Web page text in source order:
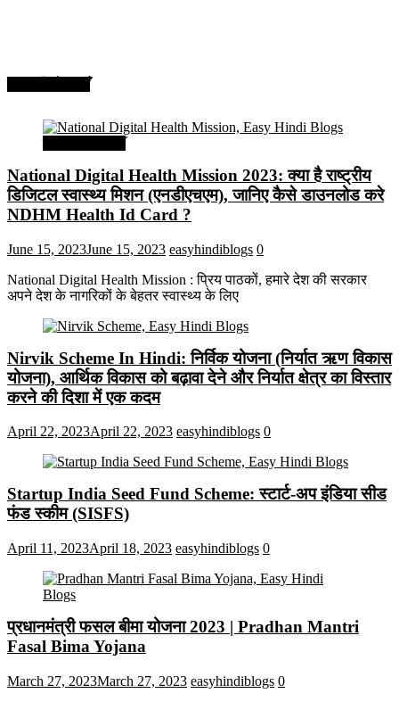
National Digital Health Mission 2023: क्या है राष्ट्रीय
डिजिटल स्वास्थ्य मिशन (एनडीएचएम), जानिए कैसे डाउनलोड करे
NDHM Health Id Card ?
June 15, 2023June 15, 2023 easyhindiblogs 0
National Digital Health Mission : प्रिय पाठकों, हमारे देश की सरकार
अपने देश के नागरिकों के बेहतर स्वास्थ्य के लिए
Nirvik Scheme In Hindi: निर्विक योजना (निर्यात ऋण विकास
योजना), आर्थिक विकास को बढ़ावा देने और निर्यात क्षेत्र का विस्तार
करने की दिशा में एक कदम
April 22, 2023April 22, 2023 easyhindiblogs 0
Startup India Seed Fund Scheme: स्टार्ट-अप इंडिया सीड
फंड स्कीम (SISFS)
April 11, 2023April 18, 2023 easyhindiblogs 0
प्रधानमंत्री फसल बीमा योजना 2023 | Pradhan Mantri
Fasal Bima Yojana
March 27, 2023March 27, 2023 easyhindiblogs 0